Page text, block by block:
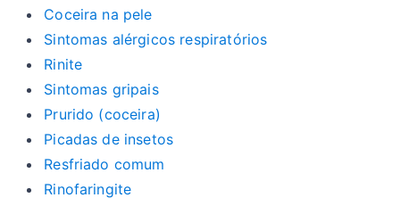
Coceira na pele
Sintomas alérgicos respiratórios
Rinite
Sintomas gripais
Prurido (coceira)
Picadas de insetos
Resfriado comum
Rinofaringite